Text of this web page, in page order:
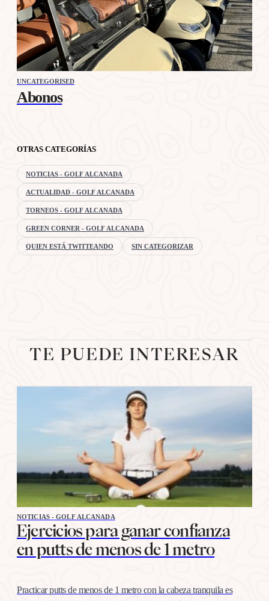
UNCATEGORISED
Abonos
OTRAS CATEGORÍAS
NOTICIAS - GOLF ALCANADA
ACTUALIDAD - GOLF ALCANADA
TORNEOS - GOLF ALCANADA
GREEN CORNER - GOLF ALCANADA
QUIEN ESTÁ TWITTEANDO SIN CATEGORIZAR
TE PUEDE INTERESAR
NOTICIAS - GOLF ALCANADA
Ejercicios para ganar confianza
en putts de menos de 1 metro
Practicar putts de menos de 1 metro con la cabeza tranquila es